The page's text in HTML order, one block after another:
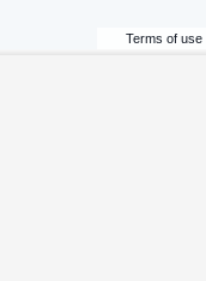
Terms of use